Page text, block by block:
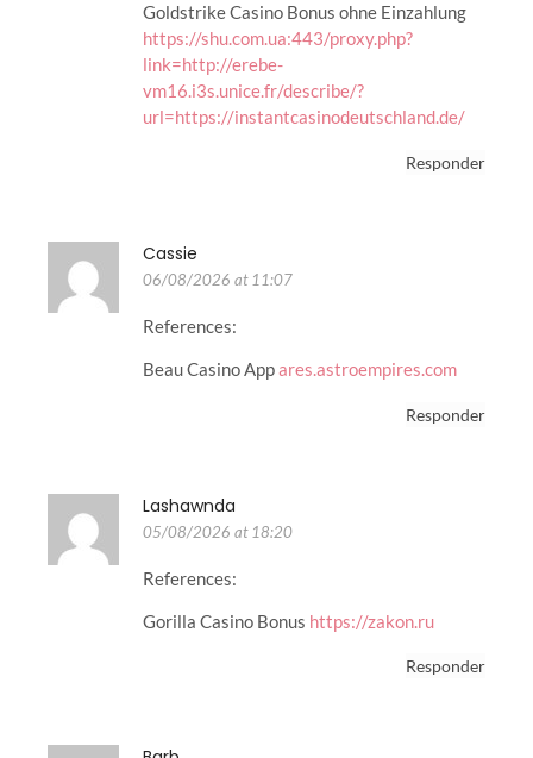
Goldstrike Casino Bonus ohne Einzahlung
https://shu.com.ua:443/proxy.php?
link=http://erebe-
vm16.i3s.unice.fr/describe/?
url=https://instantcasinodeutschland.de/
Responder
Cassie
06/08/2026 at 11:07
References:
Beau Casino Appares.astroempires.com
Responder
Lashawnda
05/08/2026 at 18:20
References:
Gorilla Casino Bonus https://zakon.ru
Responder